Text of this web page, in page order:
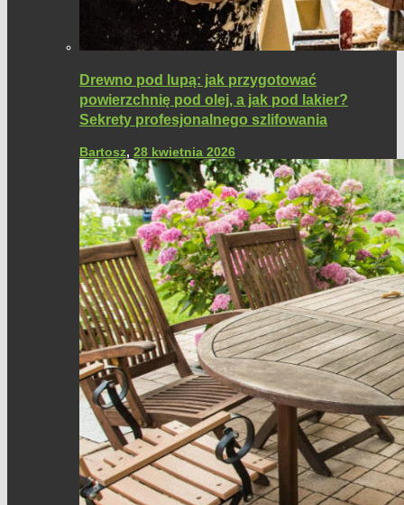
Drewno pod lupą: jak przygotować
powierzchnię pod olej, a jak pod lakier?
Sekrety profesjonalnego szlifowania
Bartosz, 28 kwietnia 2026